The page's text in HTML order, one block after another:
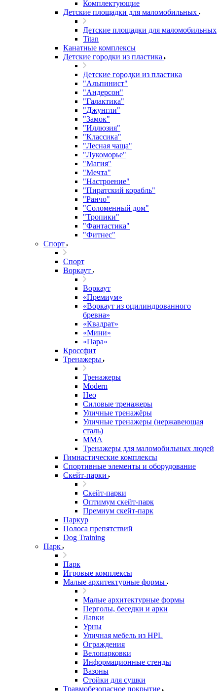
Комплектующие
Детские площадки для маломобильных
Детские площадки для маломобильных
Titan
Канатные комплексы
Детские городки из пластика
Детские городки из пластика
"Альпинист"
"Андерсон"
"Галактика"
"Джунгли"
"Замок"
"Иллюзия"
"Классика"
"Лесная чаща"
"Лукоморье"
"Магия"
"Мечта"
"Настроение"
"Пиратский корабль"
"Ранчо"
"Соломенный дом"
"Тропики"
"Фантастика"
"Фитнес"
Спорт
Спорт
Воркаут
Воркаут
«Премиум»
«Воркаут из оцилиндрованного
бревна»
«Квадрат»
«Мини»
«Пара»
Кроссфит
Тренажеры
Тренажеры
Modern
Нео
Силовые тренажеры
Уличные тренажёры
Уличные тренажеры (нержавеющая
сталь)
ММА
Тренажеры для маломобильных людей
Гимнастические комплексы
Спортивные элементы и оборудование
Скейт-парки
Скейт-парки
Оптимум скейт-парк
Премиум скейт-парк
Паркур
Полоса препятствий
Dog Training
Парк
Парк
Игровые комплексы
Малые архитектурные формы
Малые архитектурные формы
Перголы, беседки и арки
Лавки
Урны
Уличная мебель из HPL
Ограждения
Велопарковки
Информационные стенды
Вазоны
Стойки для сушки
Травмобезопасное покрытие